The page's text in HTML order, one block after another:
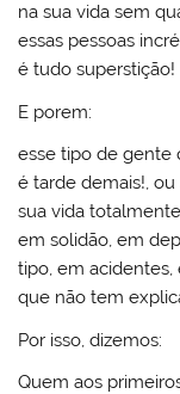
na sua vida sem
essas pessoas
é tudo superstição!
E porem:
esse tipo de gente
é tarde demais!,
sua vida
em solidão, em
tipo, em
que não tem
Por isso, dizemos:
Quem aos